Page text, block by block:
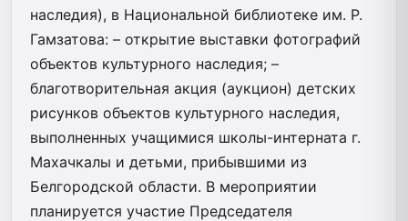
наследия), в Национальной библиотеке им. Р.
Гамзатова: – открытие выставки фотографий
объектов культурного наследия; –
благотворительная акция (аукцион) детских
рисунков объектов культурного наследия,
выполненных учащимися школы-интерната г.
Махачкалы и детьми, прибывшими из
Белгородской области. В мероприятии
планируется участие Председателя